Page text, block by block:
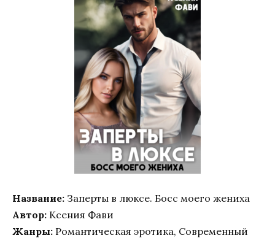
Название: Заперты в люксе. Босс моего жениха
Автор: Ксения Фави
Жанры: Романтическая эротика, Современный